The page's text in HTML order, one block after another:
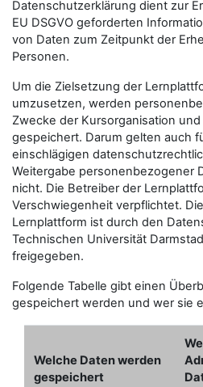
Datenschutzerklärung dient zur
EU DSGVO geforderten
von Daten zum Zeitpunkt der
Personen.
Um die Zielsetzung der
umzusetzen, werden
Zwecke der Kursorganisation
gespeichert. Darum gelten auch
einschlägigen
Weitergabe personenbezogener
nicht. Die Betreiber der
Verschwiegenheit verpflichtet.
Lernplattform ist durch den
Technischen Universität
freigegeben.
Folgende Tabelle gibt einen
gespeichert werden und wer sie
Welche Daten werden
gespeichert